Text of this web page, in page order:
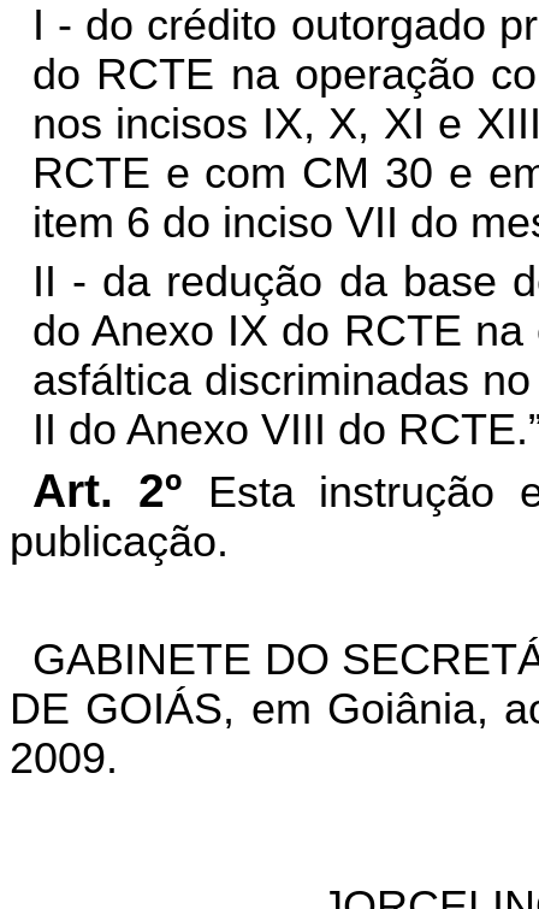
I - do crédito outorgado
do RCTE na operação
nos incisos IX, X, XI e
RCTE e com CM 30 e
item 6 do inciso VII do
II - da redução da base
do Anexo IX do RCTE
asfáltica discriminadas
II do Anexo VIII do
Art. 2º
Esta instrução
publicação.
GABINETE DO
DE GOIÁS, em Goiânia,
2009.